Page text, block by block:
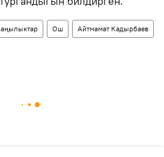
Ош Айтмамат Кадырбаев